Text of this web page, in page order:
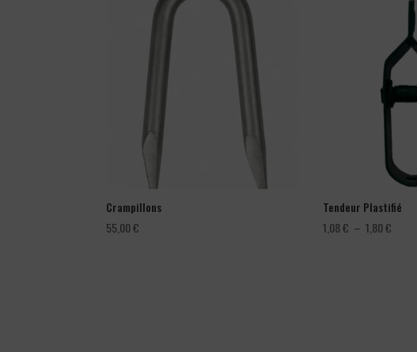
Crampillons
55,00€
Tendeur Plastifié
1,08€ – 1,80€Plage